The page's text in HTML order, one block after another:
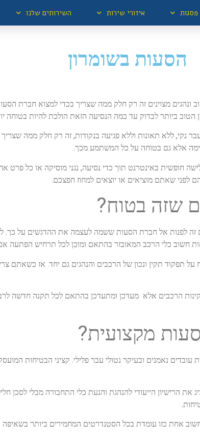
פסגות איזורי שירות השירותים שלנו
הסעות בשומרון
זמינות של 24 שעות ביממה, שירות טוב ונהגים מצוינים זה רק חלק ממה שצריך
ביותר לבדוק עד כמה הנסיעה הזאת הולכת להיות
עבר נקי, ללא תאונות וללא פגיעה בנקודות, זה רק חלק ממה
אלא גם בטוחה על כל המשתמע מכך.
חופשית באינטרנט תוך כדי נסיעה, נגני מוסיקה או כל פרט
לפני שאתם מוציאים או יוצאים למחוז חפצכם.
שזה בטוח?
זה לפנות אל חברת הסעות ששמה לעצמה את ההדגשים על כך.
חשוב כלי הרכב המאובזר בהתאם ומוכן לכל תרחיש הפתעה
תפקוד תקין ונכון של הרכבים והנהגים גם יחד. אז כשאתם
הרכבים אלא מעדכן ומתעדכן בהתאם לכל תקנה חדשה
מקצועית?
נאמנים ובעיקר נטולי עבר פלילי. קציני הבטיחות
את הרישיון הייעודי להנהגת והנעת כלי התחבורה מבלי
אחת כזו עומדת בכל הסטנדרטים המחמירים ביותר בשאיפה